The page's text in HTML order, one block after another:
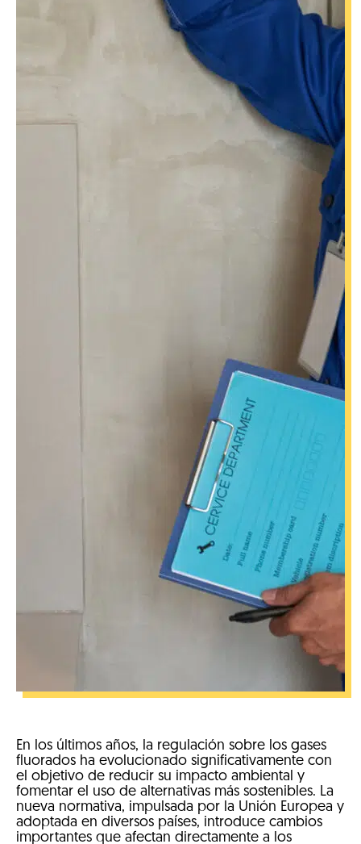
En los últimos años, la regulación sobre los gases
fluorados ha evolucionado significativamente con
el objetivo de reducir su impacto ambiental y
fomentar el uso de alternativas más sostenibles. La
nueva normativa, impulsada por la Unión Europea y
adoptada en diversos países, introduce cambios
importantes que afectan directamente a los